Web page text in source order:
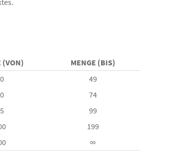
(VON)
MENGE (BIS)
49
74
99
199
∞